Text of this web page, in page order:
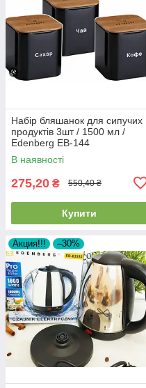
Набір бляшанок для сипучих
продуктів 3шт / 1500 мл /
Edenberg EB-144
В наявності
275,20 ₴ 550,40 ₴
Купити
Акция!!! –30%